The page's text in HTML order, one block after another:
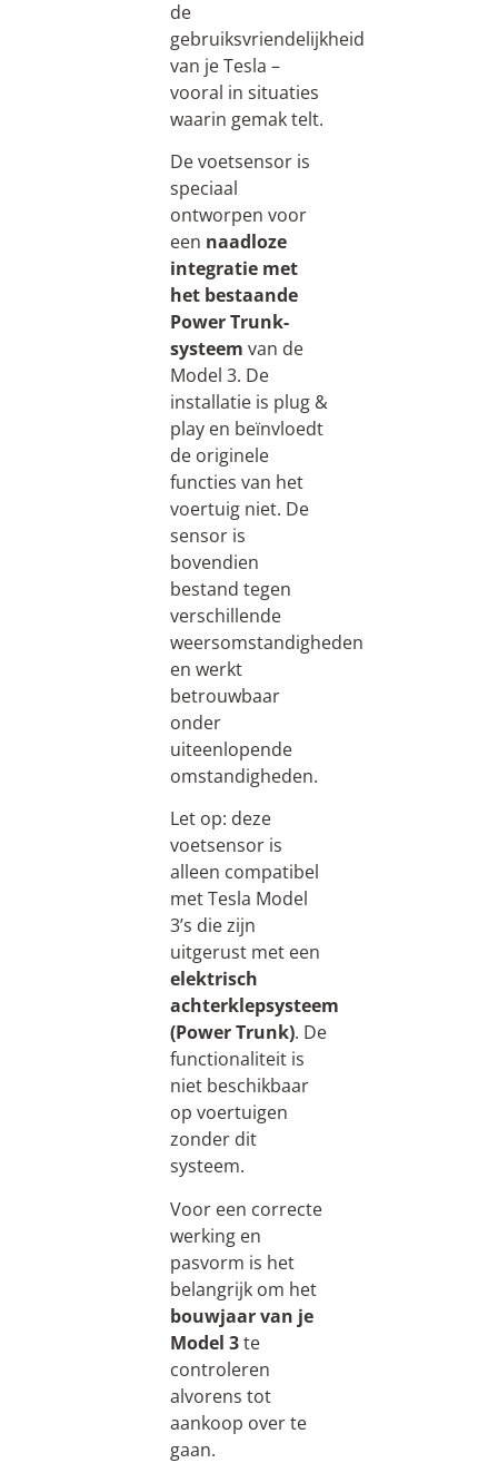
de
gebruiksvriendelijkheid
van je Tesla –
vooral in situaties
waarin gemak telt.
De voetsensor is
speciaal
ontworpen voor
een naadloze
integratie met
het bestaande
Power Trunk-
systeem van de
Model 3. De
installatie is plug &
play en beïnvloedt
de originele
functies van het
voertuig niet. De
sensor is
bovendien
bestand tegen
verschillende
weersomstandigheden
en werkt
betrouwbaar
onder
uiteenlopende
omstandigheden.
Let op: deze
voetsensor is
alleen compatibel
met Tesla Model
3’s die zijn
uitgerust met een
elektrisch
achterklepsysteem
(Power Trunk). De
functionaliteit is
niet beschikbaar
op voertuigen
zonder dit
systeem.
Voor een correcte
werking en
pasvorm is het
belangrijk om het
bouwjaar van je
Model 3te
controleren
alvorens tot
aankoop over te
gaan.